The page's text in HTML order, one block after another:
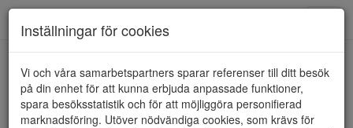
HEM RIEKER
Kunde inte hitta några artiklar...
Inställningar för cookies
Vi och våra samarbetspartners sparar referenser till ditt besök
på din enhet för att kunna erbjuda anpassade funktioner,
spara besöksstatistik och för att möjliggöra personifierad
marknadsföring. Utöver nödvändiga cookies, som krävs för